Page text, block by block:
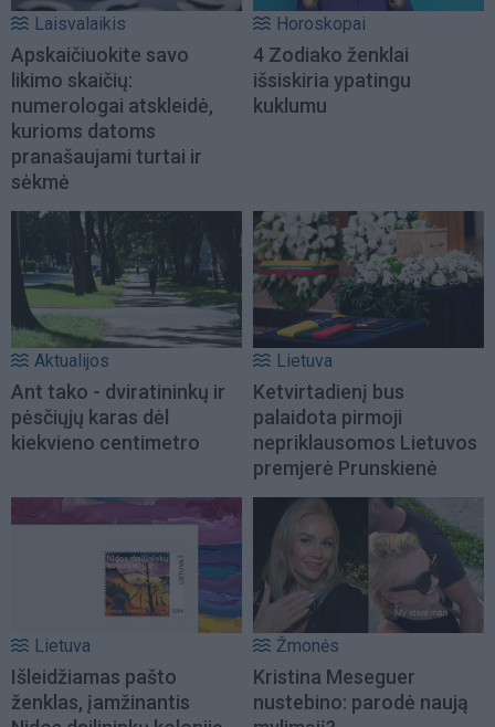
Laisvalaikis
Apskaičiuokite savo
likimo skaičių:
numerologai atskleidė,
kurioms datoms
pranašaujami turtai ir
sėkmė
Horoskopai
4 Zodiako ženklai
išsiskiria ypatingu
kuklumu
Aktualijos
Ant tako - dviratininkų ir
pėsčiųjų karas dėl
kiekvieno centimetro
Lietuva
Ketvirtadienį bus
palaidota pirmoji
nepriklausomos Lietuvos
premjerė Prunskienė
Lietuva
Išleidžiamas pašto
ženklas, įamžinantis
Žmonės
Kristina Meseguer
nustebino: parodė naują